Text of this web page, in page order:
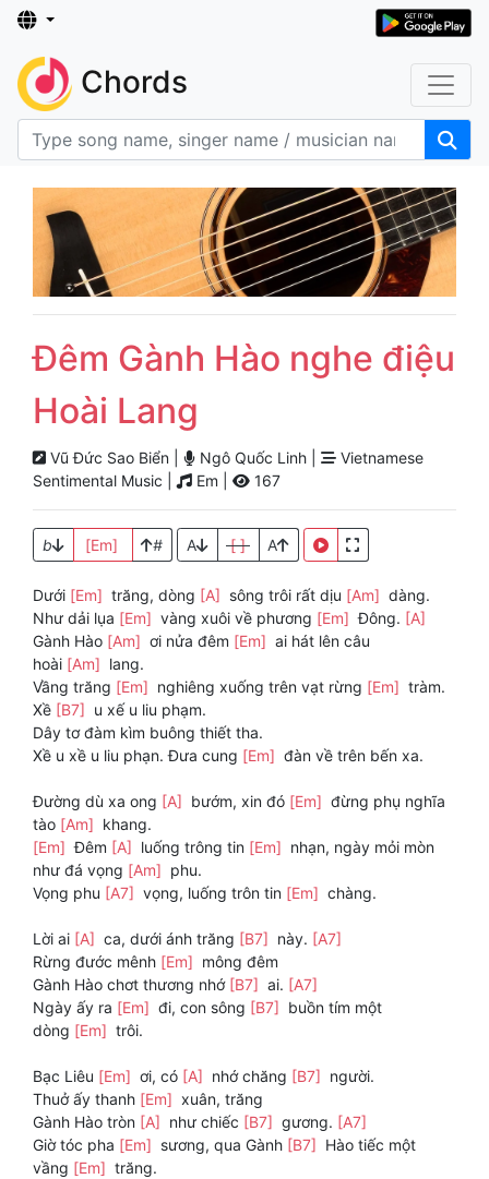
Chords
Đêm Gành Hào nghe điệu
Hoài Lang
Vũ Đức Sao Biển | Ngô Quốc Linh |
Vietnamese
Sentimental Music |
Em | 167
b [Em] # A [ ] A
Dưới [Em] trăng, dòng [A] sông trôi rất dịu [Am] dàng.
Như dải lụa [Em] vàng xuôi về phương [Em] Đông. [A]
Gành Hào [Am] ơi nửa đêm [Em] ai hát lên câu
hoài [Am] lang.
Vầng trăng [Em] nghiêng xuống trên vạt rừng [Em] tràm.
Xề [B7] u xế u liu phạm.
Dây tơ đàm kìm buông thiết tha.
Xề u xề u liu phạn. Đưa cung [Em] đàn về trên bến xa.
Đường dù xa ong [A] bướm, xin đó [Em] đừng phụ nghĩa
tào [Am] khang.
[Em] Đêm [A] luống trông tin [Em] nhạn, ngày mỏi mòn
như đá vọng [Am] phu.
Vọng phu [A7] vọng, luống trôn tin [Em] chàng.
Lời ai [A] ca, dưới ánh trăng [B7] này. [A7]
Rừng đước mênh [Em] mông đêm
Gành Hào chơt thương nhớ [B7] ai. [A7]
Ngày ấy ra [Em] đi, con sông [B7] buồn tím một
dòng [Em] trôi.
Bạc Liêu [Em] ơi, có [A] nhớ chăng [B7] người.
Thuở ấy thanh [Em] xuân, trăng
Gành Hào tròn [A] như chiếc [B7] gương. [A7]
Giờ tóc pha [Em] sương, qua Gành [B7] Hào tiếc một
vầng [Em] trăng.